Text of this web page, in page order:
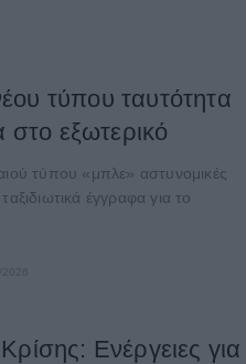
τύπου ταυτότητα
στο εξωτερικό
τύπου «μπλε» αστυνομικές
έγγραφα για το
Ενέργειες για